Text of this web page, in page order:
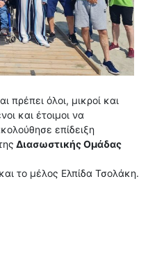
πρέπει όλοι, μικροί και
και έτοιμοι να
επίδειξη
Διασωστικής Ομάδας
το μέλος Ελπίδα Τσολάκη.